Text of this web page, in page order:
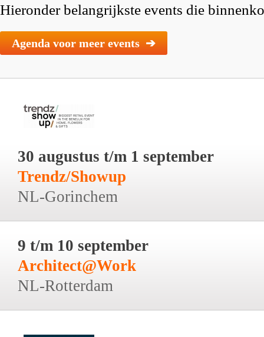
Hieronder belangrijkste events die
Agenda voor meer events ➔
30 augustus t/m 1 september
Trendz/Showup
NL-Gorinchem
9 t/m 10 september
Architect@Work
NL-Rotterdam